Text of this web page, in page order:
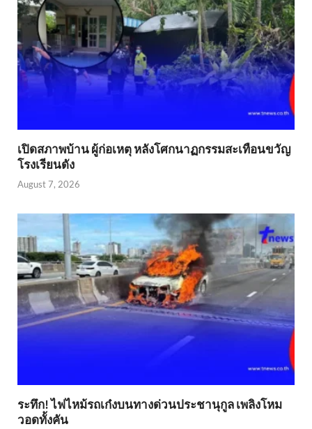
เปิดสภาพบ้าน ผู้ก่อเหตุ หลังโศกนาฏกรรมสะเทือนขวัญ
โรงเรียนดัง
August 7, 2026
ระทึก! ไฟไหม้รถเก๋งบนทางด่วนประชานุกูล เพลิงโหม
วอดทั้งคัน